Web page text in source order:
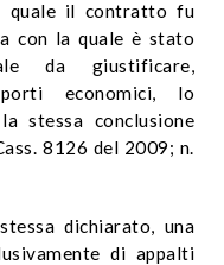
quale il contratto fu
con la quale è stato
da giustificare,
economici, lo
stessa conclusione
8126 del 2009; n.
dichiarato, una
di appalti